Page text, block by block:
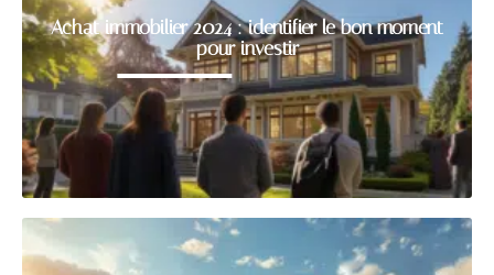
Achat immobilier 2024 : identifier le bon moment
pour investir